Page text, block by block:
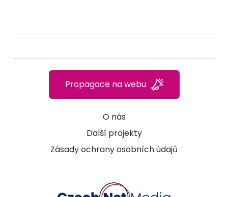
O nás
Další projekty
Zásady ochrany osobních údajů
Propagace na webu